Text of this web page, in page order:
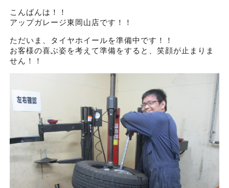
こんばんは！！
アップガレージ東岡山店です！！
ただいま、タイヤホイールを準備中です！！
お客様の喜ぶ姿を考えて準備をすると、笑顔が止まりま
せん！！